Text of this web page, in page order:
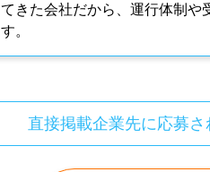
てきた会社だから、運行体制や
す。
直接掲載企業先に応募